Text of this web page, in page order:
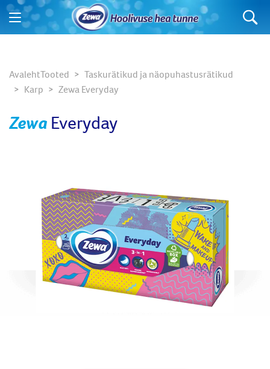
AvalehtTooted
Taskurätikud ja näopuhastusrätikud
Karp
Zewa Everyday
Zewa Everyday